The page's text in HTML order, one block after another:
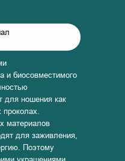
и биосовместимого
для ношения как
материалов
для заживления,
Поэтому